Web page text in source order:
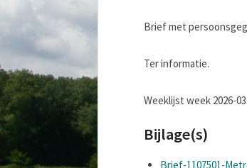
Brief met
Ter informatie.
Weeklijst week 2026-03.
Bijlage(s)
Brief-1107501-